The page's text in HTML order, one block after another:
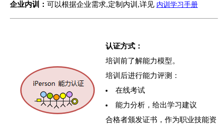
企业内训： 可以根据企业需求,定制内训,详见 内训学习手册
认证方式：
培训前了解能力模型。
培训后进行能力评测：
在线考试
能力分析，给出学习建议
合格者颁发证书，作为职业技能资